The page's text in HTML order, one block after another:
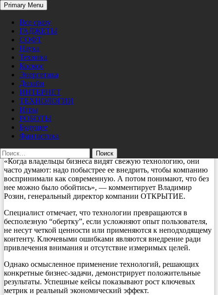
Skip
content
Pro/Hi-Tech
Search
Primary Menu
Все сразу
ГАДЖЕТЫ
СОФТ
Наука
Техника
Космос
Энергетика
Дизайн
ИНТЕРНЕТ
ТЕХНОЛОГИИ
Игры
РОБОТЫ
Будущее
Фантастика
Найти:
ТЕХНОЛОГИИ
Бизнес столкнулся с «синдромом
блестящей обертки» при внедрении
технологий
12/26/2025 nat
Стремление компаний казаться инновационными часто
приводит к необоснованному внедрению технологий ради
самого факта их использования. Это явление эксперты
называют “синдромом блестящей обертки”, когда бизнес
гонится за трендами, не оценивая их реальную ценность для
продукта и клиента. Результатом становятся разочарование и
«Когда владельцы бизнеса видят свежую технологию, они
часто думают: надо побыстрее ее внедрить, чтобы компанию
воспринимали как современную. А потом понимают, что без
нее можно было обойтись», — комментирует Владимир
Розин, генеральный директор компании ОТКРЫТИЕ.
Специалист отмечает, что технологии превращаются в
бесполезную “обертку”, если усложняют опыт пользователя,
не несут четкой ценности или применяются к неподходящему
контенту. Ключевыми ошибками являются внедрение ради
привлечения внимания и отсутствие измеримых целей.
Однако осмысленное применение технологий, решающих
конкретные бизнес-задачи, демонстрирует положительные
результаты. Успешные кейсы показывают рост ключевых
метрик и реальный экономический эффект.